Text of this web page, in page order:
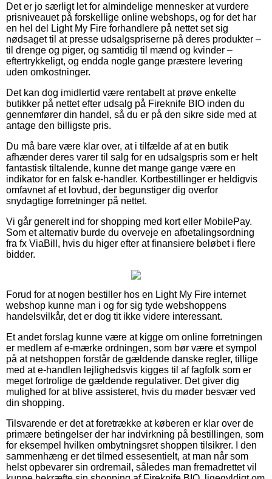
Det er jo særligt let for almindelige mennesker at vurdere
prisniveauet på forskellige online webshops, og for det har
en hel del Light My Fire forhandlere på nettet set sig
nødsaget til at presse udsalgspriserne på deres produkter –
til drenge og piger, og samtidig til mænd og kvinder –
eftertrykkeligt, og endda nogle gange præstere levering
uden omkostninger.
Det kan dog imidlertid være rentabelt at prøve enkelte
butikker på nettet efter udsalg på Fireknife BIO inden du
gennemfører din handel, så du er på den sikre side med at
antage den billigste pris.
Du må bare være klar over, at i tilfælde af at en butik
afhænder deres varer til salg for en udsalgspris som er helt
fantastisk tiltalende, kunne det mange gange være en
indikator for en falsk e-handler. Kortbestillinger er heldigvis
omfavnet af et lovbud, der begunstiger dig overfor
snydagtige forretninger på nettet.
Vi går generelt ind for shopping med kort eller MobilePay.
Som et alternativ burde du overveje en afbetalingsordning
fra fx ViaBill, hvis du higer efter at finansiere beløbet i flere
bidder.
Forud for at nogen bestiller hos en Light My Fire internet
webshop kunne man i og for sig tyde webshoppens
handelsvilkår, det er dog tit ikke videre interessant.
Et andet forslag kunne være at kigge om online forretningen
er medlem af e-mærke ordningen, som bør være et sympol
på at netshoppen forstår de gældende danske regler, tillige
med at e-handlen lejlighedsvis kigges til af fagfolk som er
meget fortrolige de gældende regulativer. Det giver dig
mulighed for at blive assisteret, hvis du møder besvær ved
din shopping.
Tilsvarende er det at foretrække at køberen er klar over de
primære betingelser der har indvirkning på bestillingen, som
for eksempel hvilken ombytningsret shoppen tilsikrer. I den
sammenhæng er det tilmed essesentielt, at man når som
helst opbevarer sin ordremail, således man fremadrettet vil